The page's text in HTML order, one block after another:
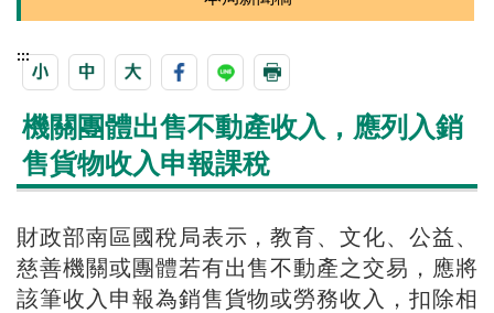
:::
機關團體出售不動產收入，應列入銷
售貨物收入申報課稅
財政部南區國稅局表示，教育、文化、公益、
慈善機關或團體若有出售不動產之交易，應將
該筆收入申報為銷售貨物或勞務收入，扣除相